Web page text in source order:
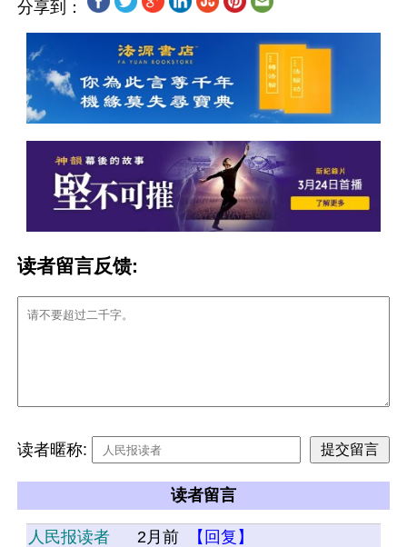
分享到：
读者留言反馈:
读者暱称:
读者留言
人民报读者 2月前
【回复】